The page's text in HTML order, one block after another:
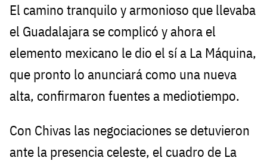
El camino tranquilo y armonioso que llevaba
el Guadalajara se complicó y ahora el
elemento mexicano le dio el sí a La Máquina,
que pronto lo anunciará como una nueva
alta, confirmaron fuentes a mediotiempo.
Con Chivas las negociaciones se detuvieron
ante la presencia celeste, el cuadro de La